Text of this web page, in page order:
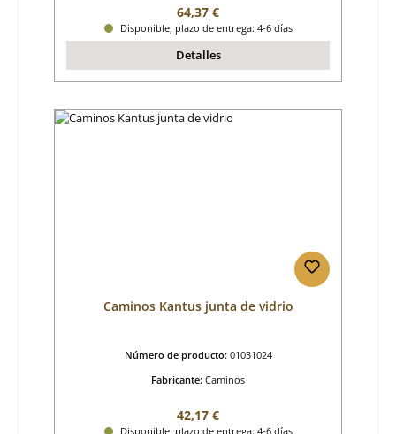
Precio normal:
64,37 €
Disponible, plazo de entrega: 4-6 días
Detalles
Caminos Kantus junta de vidrio
Número de producto: 01031024
Fabricante: Caminos
Precio normal:
42,17 €
Disponible, plazo de entrega: 4-6 días